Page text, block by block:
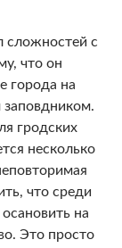
сложностей с
что он
города на
заповдником.
гродских
несколько
что среди
на
Это просто